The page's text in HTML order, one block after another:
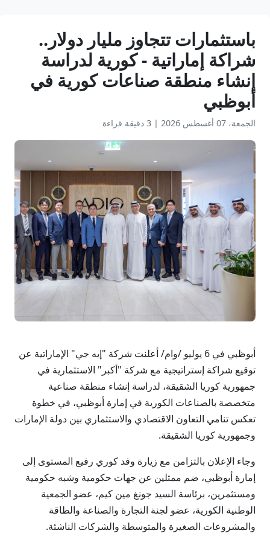
باستثمارات تتجاوز مليار دولار..
شراكة إماراتية - كورية لدراسة
إنشاء منطقة صناعات كورية في
أبوظبي
الجمعة، 07 أغسطس 2026 | 3 دقيقة قراءة
أبوظبي في 6 يوليو /وام/ أعلنت شركة "إيه جي" الإماراتية عن
توقيع شراكة إستراتيجية مع شركة "أكبر" الاستثمارية في
جمهورية كوريا الشقيقة، لدراسة إنشاء منطقة صناعية
متخصصة بالصناعات الكورية في إمارة أبوظبي، في خطوة
تعكس تنامي التعاون الاقتصادي والاستثماري بين دولة الإمارات
وجمهورية كوريا الشقيقة.
وجاء الإعلان بالتزامن مع زيارة وفد كوري رفيع المستوى إلى
إمارة أبوظبي، ضم ممثلين عن جهات حكومية وشبه حكومية
ومستثمرين، برئاسة السيد جونغ مين كيم، عضو الجمعية
الوطنية الكورية، عضو لجنة التجارة والصناعة والطاقة
والمشروعات الصغيرة والمتوسطة والشركات الناشئة.